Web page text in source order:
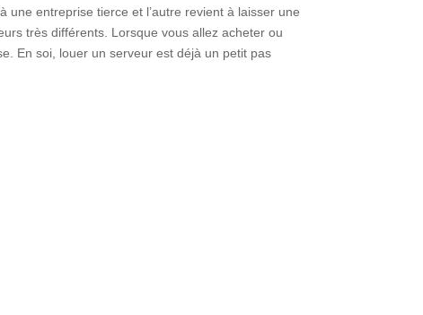
une entreprise tierce et l’autre revient à laisser une
très différents. Lorsque vous allez acheter ou
En soi, louer un serveur est déjà un petit pas